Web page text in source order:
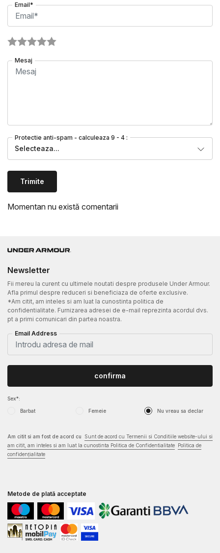
Email*
Mesaj
Protectie anti-spam - calculeaza 9 - 4 :
Selecteaza...
Trimite
Momentan nu există comentarii
Newsletter
Fii mereu la curent cu ultimele noutati despre produsele Under Armour.
Afla primul despre reduceri si beneficiaza de oferte exclusive.
*Am citit, am inteles si am luat la cunostinta politica de
confidentialitate. Furnizarea adresei de e-mail reprezinta acordul dvs.
pt a primi comunicari din partea noastra.
Email Address
Sex*:
Barbat Femeie Nu vreau sa declar
confirma
Am citit si am fost de acord cu
Sunt de acord cu Termenii si Conditiile website-ului si
am citit, am inteles si am luat la cunostinta Politica de Confidentialitate Politica de
confidențialitate
Metode de plată acceptate